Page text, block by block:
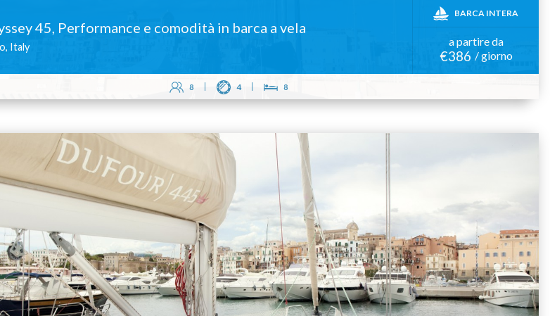
45, Performance e comodità in barca a vela
Italy
BARCA INTERA
a partire da
€386 / giorno
8 4 8